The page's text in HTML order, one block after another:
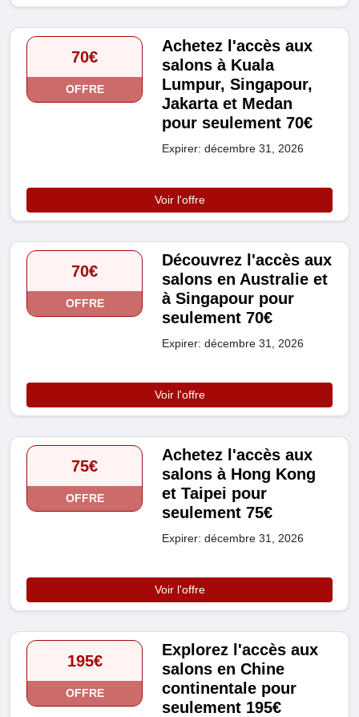
70€
OFFRE
Achetez l'accès aux
salons à Kuala
Lumpur, Singapour,
Jakarta et Medan
pour seulement 70€
Expirer: décembre 31, 2026
Voir l'offre
70€
OFFRE
Découvrez l'accès aux
salons en Australie et
à Singapour pour
seulement 70€
Expirer: décembre 31, 2026
Voir l'offre
75€
OFFRE
Achetez l'accès aux
salons à Hong Kong
et Taipei pour
seulement 75€
Expirer: décembre 31, 2026
Voir l'offre
195€
OFFRE
Explorez l'accès aux
salons en Chine
continentale pour
seulement 195€